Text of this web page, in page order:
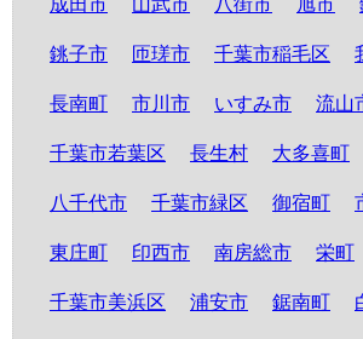
成田市 山武市 八街市 旭市
銚子市 匝瑳市 千葉市稲毛区
長南町 市川市 いすみ市 流山
千葉市若葉区 長生村 大多喜町
八千代市 千葉市緑区 御宿町
東庄町 印西市 南房総市 栄町
千葉市美浜区 浦安市 鋸南町